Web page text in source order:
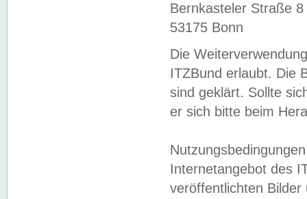
Bernkasteler Straße 8
53175 Bonn
Die
ITZBund erlaubt. Die
sind geklärt. Sollte
er sich bitte beim
Internetangebot des
veröffentlichten